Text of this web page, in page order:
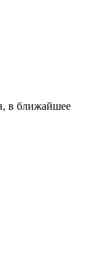
в ближайшее